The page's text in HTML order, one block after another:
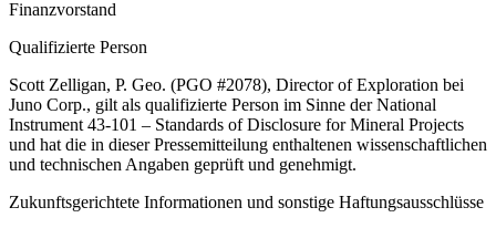
Finanzvorstand
Qualifizierte Person
Scott Zelligan, P. Geo. (PGO #2078), Director of Exploration bei
Juno Corp., gilt als qualifizierte Person im Sinne der National
Instrument 43-101 – Standards of Disclosure for Mineral Projects
und hat die in dieser Pressemitteilung enthaltenen wissenschaftlichen
und technischen Angaben geprüft und genehmigt.
Zukunftsgerichtete Informationen und sonstige Haftungsausschlüsse